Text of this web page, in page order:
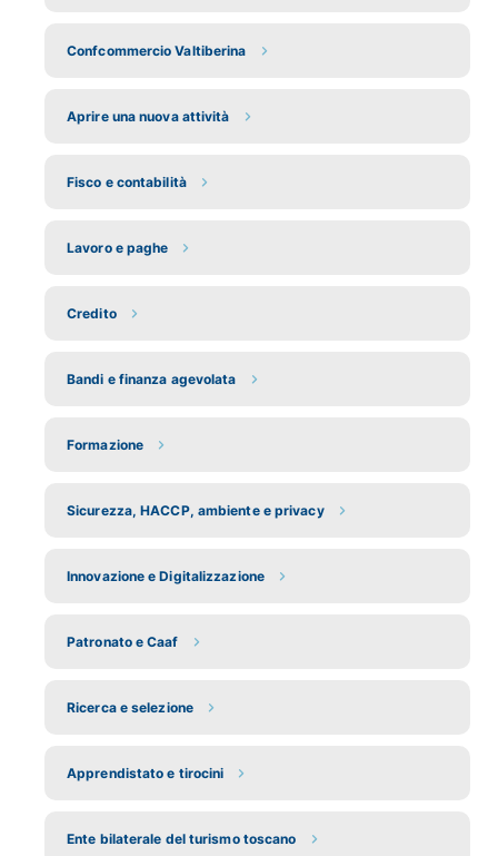
Confcommercio Valtiberina
Aprire una nuova attività
Fisco e contabilità
Lavoro e paghe
Credito
Bandi e finanza agevolata
Formazione
Sicurezza, HACCP, ambiente e privacy
Innovazione e Digitalizzazione
Patronato e Caaf
Ricerca e selezione
Apprendistato e tirocini
Ente bilaterale del turismo toscano